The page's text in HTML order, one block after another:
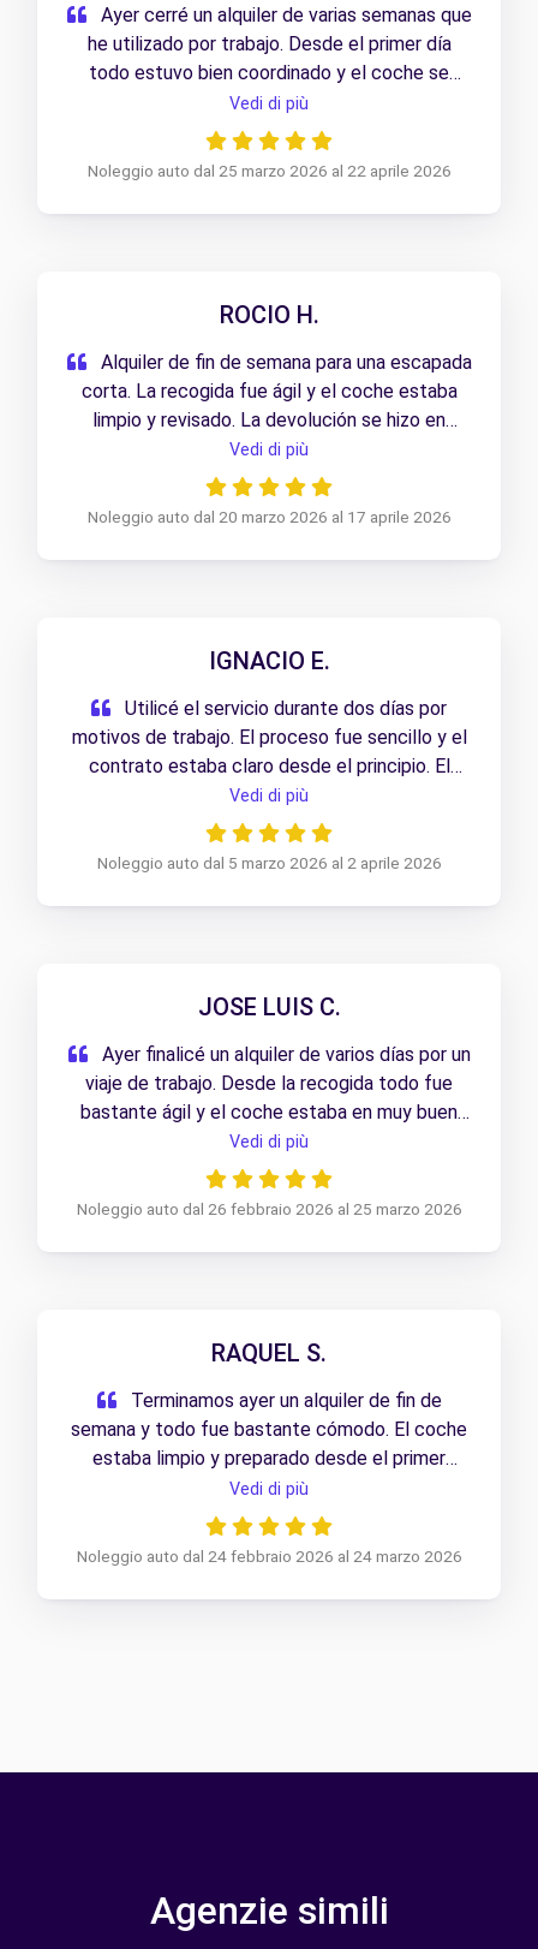
Ayer cerré un alquiler de varias semanas que
he utilizado por trabajo. Desde el primer día
todo estuvo bien coordinado y el coche se
mantuvo en muy buen estado durante todo el
tiempo. La devolución fue rápida y sin
complicaciones.
Vedi di più
Noleggio auto dal 25 marzo 2026 al 22 aprile 2026
ROCIO H.
Alquiler de fin de semana para una escapada
corta. La recogida fue ágil y el coche estaba
limpio y revisado. La devolución se hizo en
pocos minutos y sin complicaciones.
Vedi di più
Noleggio auto dal 20 marzo 2026 al 17 aprile 2026
IGNACIO E.
Utilicé el servicio durante dos días por
motivos de trabajo. El proceso fue sencillo y el
contrato estaba claro desde el principio. El
coche estaba muy bien cuidado.
Vedi di più
Noleggio auto dal 5 marzo 2026 al 2 aprile 2026
JOSE LUIS C.
Ayer finalicé un alquiler de varios días por un
viaje de trabajo. Desde la recogida todo fue
bastante ágil y el coche estaba en muy buen
estado. La devolución fue rápida y sin ningún
tipo de incidencia.
Vedi di più
Noleggio auto dal 26 febbraio 2026 al 25 marzo 2026
RAQUEL S.
Terminamos ayer un alquiler de fin de
semana y todo fue bastante cómodo. El coche
estaba limpio y preparado desde el primer
momento. Tanto la recogida como la devolución
se hicieron de forma ágil y bien organizada.
Vedi di più
Noleggio auto dal 24 febbraio 2026 al 24 marzo 2026
Agenzie simili